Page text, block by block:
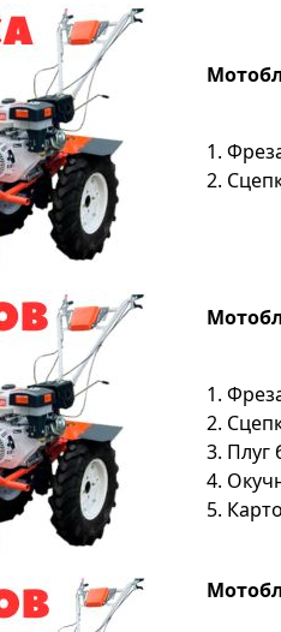
1.
2.
1.
2.
3.
4.
5.